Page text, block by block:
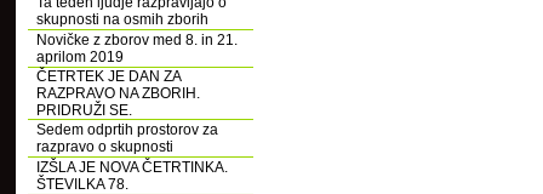
skupnosti na osmih zborih
Novičke z zborov med 8. in 21.
aprilom 2019
ČETRTEK JE DAN ZA
RAZPRAVO NA ZBORIH.
PRIDRUŽI SE.
Sedem odprtih prostorov za
razpravo o skupnosti
IZŠLA JE NOVA ČETRTINKA.
ŠTEVILKA 78.